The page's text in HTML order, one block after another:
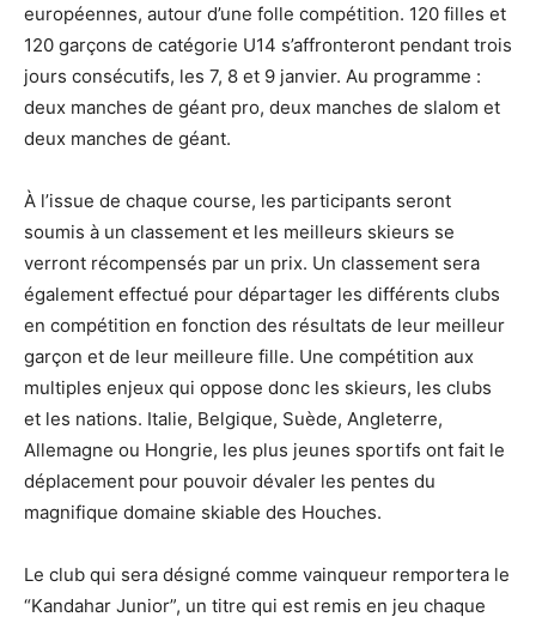
européennes, autour d’une folle compétition. 120 filles et
120 garçons de catégorie U14 s’affronteront pendant trois
jours consécutifs, les 7, 8 et 9 janvier. Au programme :
deux manches de géant pro, deux manches de slalom et
deux manches de géant.
À l’issue de chaque course, les participants seront
soumis à un classement et les meilleurs skieurs se
verront récompensés par un prix. Un classement sera
également effectué pour départager les différents clubs
en compétition en fonction des résultats de leur meilleur
garçon et de leur meilleure fille. Une compétition aux
multiples enjeux qui oppose donc les skieurs, les clubs
et les nations. Italie, Belgique, Suède, Angleterre,
Allemagne ou Hongrie, les plus jeunes sportifs ont fait le
déplacement pour pouvoir dévaler les pentes du
magnifique domaine skiable des Houches.
Le club qui sera désigné comme vainqueur remportera le
“Kandahar Junior”, un titre qui est remis en jeu chaque